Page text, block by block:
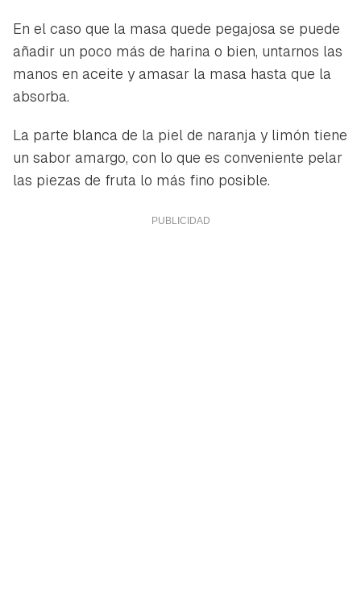
En el caso que la masa quede pegajosa se puede
añadir un poco más de harina o bien, untarnos las
manos en aceite y amasar la masa hasta que la
absorba.
La parte blanca de la piel de naranja y limón tiene
un sabor amargo, con lo que es conveniente pelar
las piezas de fruta lo más fino posible.